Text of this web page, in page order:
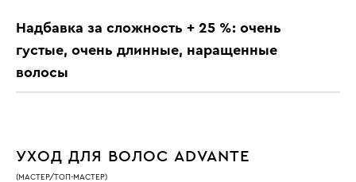
Надбавка за сложность + 25 %: очень
густые, очень длинные, наращенные
волосы
УХОД ДЛЯ ВОЛОС ADVANTE
(МАСТЕР/ТОП-МАСТЕР)